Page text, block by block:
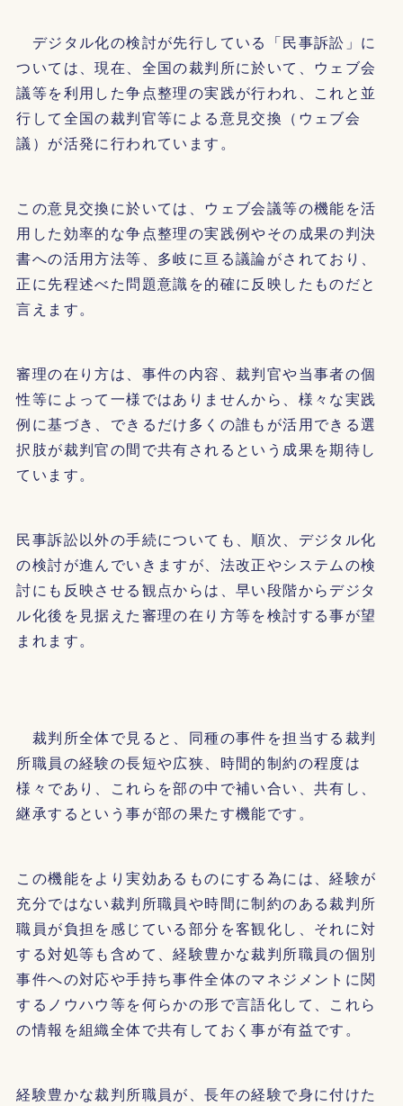
デジタル化の検討が先行している「民事訴訟」に
ついては、現在、全国の裁判所に於いて、ウェブ会
議等を利用した争点整理の実践が行われ、これと並
行して全国の裁判官等による意見交換（ウェブ会
議）が活発に行われています。
この意見交換に於いては、ウェブ会議等の機能を活
用した効率的な争点整理の実践例やその成果の判決
書への活用方法等、多岐に亘る議論がされており、
正に先程述べた問題意識を的確に反映したものだと
言えます。
審理の在り方は、事件の内容、裁判官や当事者の個
性等によって一様ではありませんから、様々な実践
例に基づき、できるだけ多くの誰もが活用できる選
択肢が裁判官の間で共有されるという成果を期待し
ています。
民事訴訟以外の手続についても、順次、デジタル化
の検討が進んでいきますが、法改正やシステムの検
討にも反映させる観点からは、早い段階からデジタ
ル化後を見据えた審理の在り方等を検討する事が望
まれます。
裁判所全体で見ると、同種の事件を担当する裁判
所職員の経験の長短や広狭、時間的制約の程度は
様々であり、これらを部の中で補い合い、共有し、
継承するという事が部の果たす機能です。
この機能をより実効あるものにする為には、経験が
充分ではない裁判所職員や時間に制約のある裁判所
職員が負担を感じている部分を客観化し、それに対
する対処等も含めて、経験豊かな裁判所職員の個別
事件への対応や手持ち事件全体のマネジメントに関
するノウハウ等を何らかの形で言語化して、これら
の情報を組織全体で共有しておく事が有益です。
経験豊かな裁判所職員が、長年の経験で身に付けた